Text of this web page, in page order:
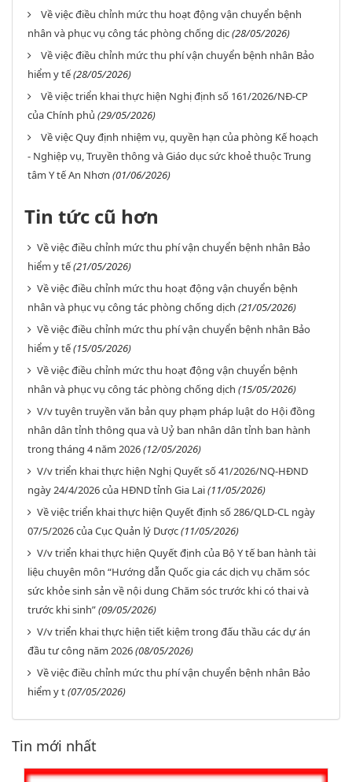
Về việc điều chỉnh mức thu hoạt động vận chuyển bệnh
nhân và phục vụ công tác phòng chống dịc(28/05/2026)
Về việc điều chỉnh mức thu phí vận chuyển bệnh nhân Bảo
hiểm y tế(28/05/2026)
Về việc triển khai thực hiện Nghị định số 161/2026/NĐ-CP
của Chính phủ (29/05/2026)
Về việc Quy định nhiệm vụ, quyền hạn của phòng Kế hoạch
- Nghiệp vụ, Truyền thông và Giáo dục sức khoẻ thuộc Trung
tâm Y tế An Nhơn (01/06/2026)
Tin tức cũ hơn
Về việc điều chỉnh mức thu phí vận chuyển bệnh nhân Bảo
hiểm y tế(21/05/2026)
Về việc điều chỉnh mức thu hoạt động vận chuyển bệnh
nhân và phục vụ công tác phòng chống dịch (21/05/2026)
Về việc điều chỉnh mức thu phí vận chuyển bệnh nhân Bảo
hiểm y tế(15/05/2026)
Về việc điều chỉnh mức thu hoạt động vận chuyển bệnh
nhân và phục vụ công tác phòng chống dịch (15/05/2026)
V/v tuyên truyền văn bản quy phạm pháp luật do Hội đồng
nhân dân tỉnh thông qua và Uỷ ban nhân dân tỉnh ban hành
trong tháng 4 năm 2026(12/05/2026)
V/v triển khai thực hiện Nghị Quyết số 41/2026/NQ-HĐND
ngày 24/4/2026 của HĐND tỉnh Gia Lai(11/05/2026)
Về việc triển khai thực hiện Quyết định số 286/QLD-CL ngày
07/5/2026 của Cục Quản lý Dược(11/05/2026)
V/v triển khai thực hiện Quyết định của Bộ Y tế ban hành tài
liệu chuyên môn “Hướng dẫn Quốc gia các dịch vụ chăm sóc
sức khỏe sinh sản về nội dung Chăm sóc trước khi có thai và
trước khi sinh”(09/05/2026)
V/v triển khai thực hiện tiết kiệm trong đấu thầu các dự án
đầu tư công năm 2026(08/05/2026)
Về việc điều chỉnh mức thu phí vận chuyển bệnh nhân Bảo
hiểm y t(07/05/2026)
Tin mới nhất